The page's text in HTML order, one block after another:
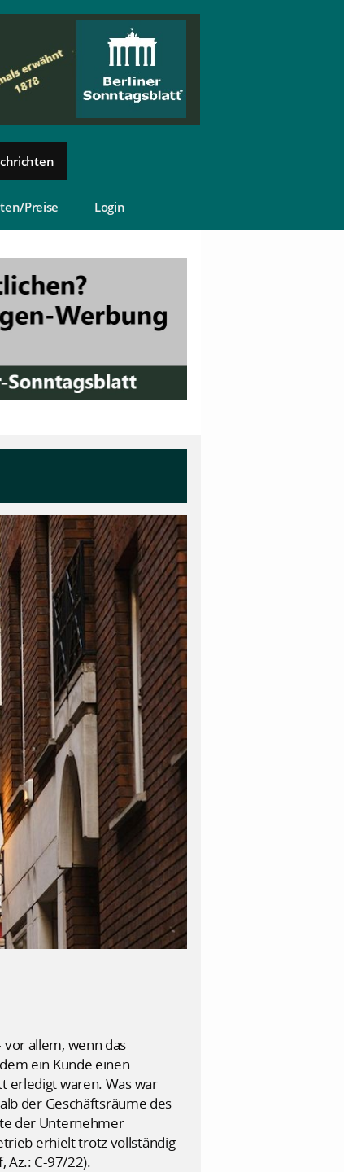
Preise Login
vor allem, wenn das
ein Kunde einen
erledigt waren. Was war
der Geschäftsräume des
der Unternehmer
erhielt trotz vollständig
Az.: C-97/22).